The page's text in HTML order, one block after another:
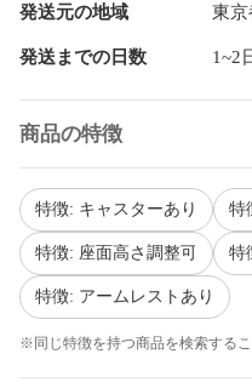
発送元の地域 東京
発送までの日数 1~2
商品の特徴
特徴: キャスターあり 特
特徴: 座面高さ調整可 特
特徴: アームレストあり
※同じ特徴を持つ商品を検索する